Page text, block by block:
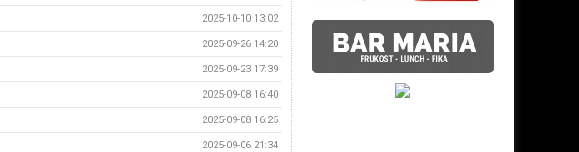
2025-10-10 13:02
2025-09-26 14:20
2025-09-23 17:39
2025-09-08 16:40
2025-09-08 16:25
2025-09-06 21:34